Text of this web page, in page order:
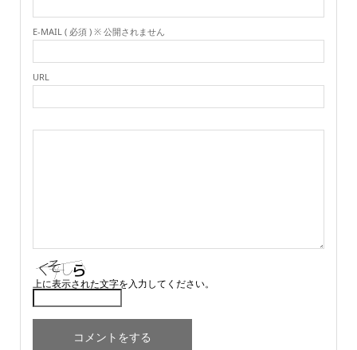
E-MAIL ( 必須 ) ※ 公開されません
URL
上に表示された文字を入力してください。